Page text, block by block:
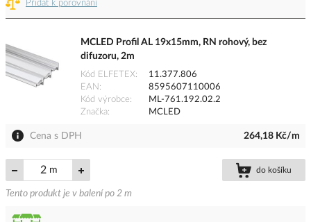
Přidat k porovnání
MCLED Profil AL 19x15mm, RN rohový, bez
difuzoru, 2m
Kód ELFETEX
11.377.806
EAN
8595607110006
Kód výrobce
ML-761.192.02.2
Značka
MCLED
Cena s DPH 264,18 Kč/m
m do košíku
Tento produkt je v balení po 2 m